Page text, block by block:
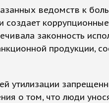
ведомств к
коррупционные
законность
продукции,
утилизации
о том, что люди